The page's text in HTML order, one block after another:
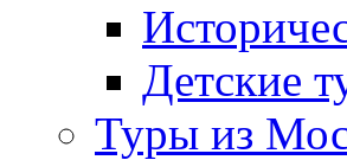
Детские
Туры из